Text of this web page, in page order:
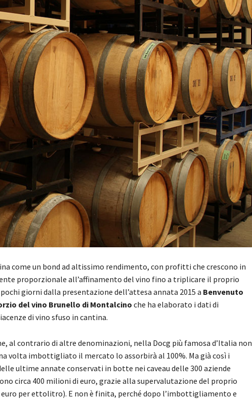
come un bond ad altissimo rendimento, con profitti che crescono in
proporzionale all’affinamento del vino fino a triplicare il proprio
giorni dalla presentazione dell’attesa annata 2015 a Benvenuto
del vino Brunello di Montalcino che ha elaborato i dati di
di vino sfuso in cantina.
al contrario di altre denominazioni, nella Docg più famosa d’Italia non
volta imbottigliato il mercato lo assorbirà al 100%. Ma già così i
ultime annate conservati in botte nei caveau delle 300 aziende
circa 400 milioni di euro, grazie alla supervalutazione del proprio
euro per ettolitro). E non è finita, perché dopo l’imbottigliamento e